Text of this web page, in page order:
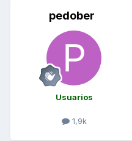
pedober
Usuarios
1,9k